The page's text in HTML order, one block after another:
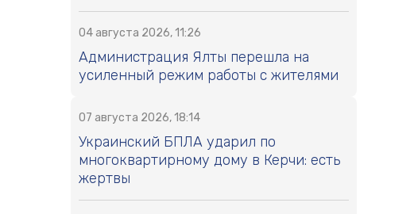
04 августа 2026, 11:26
Администрация Ялты перешла на
усиленный режим работы с жителями
07 августа 2026, 18:14
Украинский БПЛА ударил по
многоквартирному дому в Керчи: есть
жертвы